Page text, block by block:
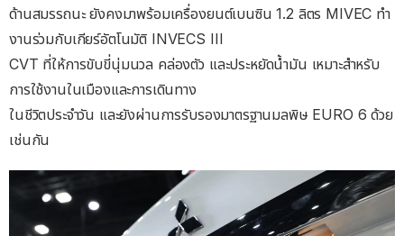
ด้านสมรรถนะ ยังคงมาพร้อมเครื่องยนต์เบนซิน 1.2 ลิตร MIVEC ทํา
งานร่วมกับเกียร์อัตโนมัติ INVECS III
CVT ที่ให้การขับขี่นุ่มนวล คล่องตัว และประหยัดนํ้ามัน เหมาะสําหรับ
การใช้งานในเมืองและการเดินทาง
ในชีวิตประจําวัน และยังผ่านการรับรองมาตรฐานมลพิษ EURO 6 ด้วย
เช่นกัน